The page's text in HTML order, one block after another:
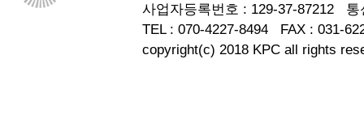
사업자등록번호 : 129-37-87212 통
TEL : 070-4227-8494 FAX : 031-
copyright(c) 2018 KPC all rights